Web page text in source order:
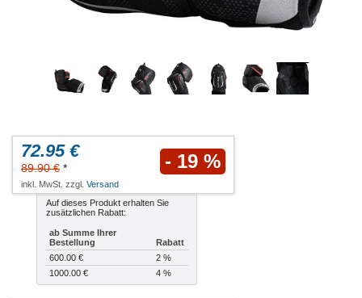
72.95 €
89.90 € * - 19 %
inkl. MwSt. zzgl. Versand
Auf dieses Produkt erhalten Sie
zusätzlichen Rabatt:
ab Summe Ihrer
Bestellung
Rabatt
600.00 €
2 %
1000.00 €
4 %